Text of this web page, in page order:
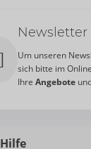
Newsletter
Um unseren
sich bitte im
Ihre Angebote
Hilfe